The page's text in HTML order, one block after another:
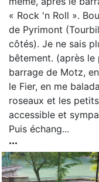
« Rock 'n Roll ».
de Pyrimont
côtés). Je ne sais
bêtement. (après
barrage de Motz,
le Fier, en me
roseaux et les
accessible et
Puis échang...